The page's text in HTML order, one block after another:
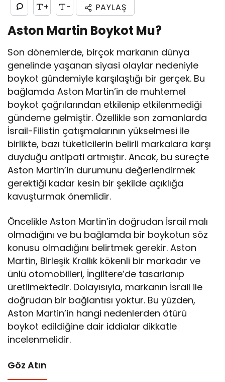
+ - PAYLAŞ
Aston Martin Boykot Mu?
Son dönemlerde, birçok markanın dünya
genelinde yaşanan siyasi olaylar nedeniyle
boykot gündemiyle karşılaştığı bir gerçek. Bu
bağlamda Aston Martin’in de muhtemel
boykot çağrılarından etkilenip etkilenmediği
gündeme gelmiştir. Özellikle son zamanlarda
İsrail-Filistin çatışmalarının yükselmesi ile
birlikte, bazı tüketicilerin belirli markalara karşı
duyduğu antipati artmıştır. Ancak, bu süreçte
Aston Martin’in durumunu değerlendirmek
gerektiği kadar kesin bir şekilde açıklığa
kavuşturmak önemlidir.
Öncelikle Aston Martin’in doğrudan İsrail malı
olmadığını ve bu bağlamda bir boykotun söz
konusu olmadığını belirtmek gerekir. Aston
Martin, Birleşik Krallık kökenli bir markadır ve
ünlü otomobilleri, İngiltere’de tasarlanıp
üretilmektedir. Dolayısıyla, markanın İsrail ile
doğrudan bir bağlantısı yoktur. Bu yüzden,
Aston Martin’in hangi nedenlerden ötürü
boykot edildiğine dair iddialar dikkatle
incelenmelidir.
Göz Atın